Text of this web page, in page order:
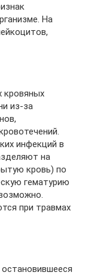
На
кровяных
из-за
инфекций в
на
кровь) по
гематурию
при травмах